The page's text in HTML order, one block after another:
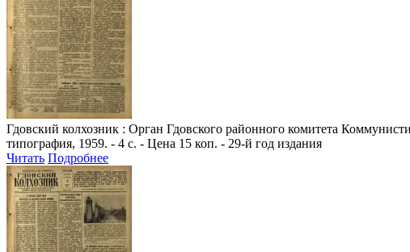
Гдовский колхозник : Орган Гдовского районного комитета
типография, 1959. - 4 с. - Цена 15 коп. - 29-й год издания
Читать Подробнее